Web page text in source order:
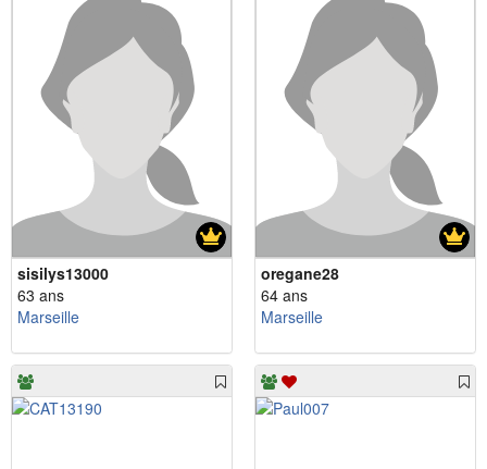
sisilys13000
63 ans
Marseille
oregane28
64 ans
Marseille